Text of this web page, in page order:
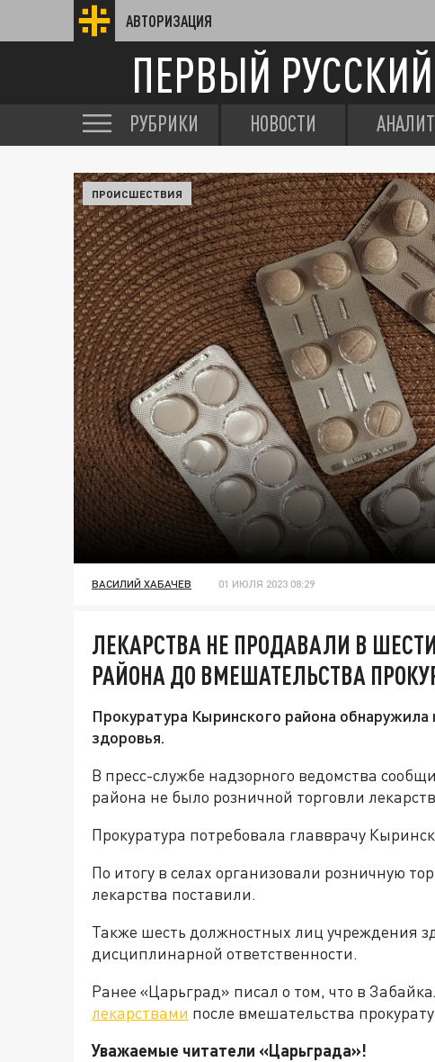
АВТОРИЗАЦИЯ
ПЕРВЫЙ РУССКИЙ
РУБРИКИ НОВОСТИ
ПРОИСШЕСТВИЯ
ВАСИЛИЙ ХАБАЧЕВ 01 ИЮЛЯ 2023 08:29
ЛЕКАРСТВА НЕ ПРОДАВАЛИ В
РАЙОНА ДО ВМЕШАТЕЛЬСТВА
Прокуратура Кыринского района
здоровья.
В пресс-службе надзорного ведомства
района не было розничной торговли
Прокуратура потребовала главврачу
По итогу в селах организовали розничную
лекарства поставили.
Также шесть должностных лиц учреждения
дисциплинарной ответственности.
Ранее «Царьград» писал о том, что в
лекарствами после вмешательства
Уважаемые читатели «Царьграда»!